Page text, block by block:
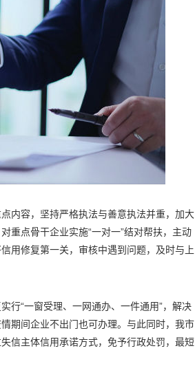
内容，坚持严格执法与善意执法并重，加大
重点骨干企业实施“一对一”结对帮扶，主动
用修复第一关，审核中遇到问题，及时与上
行“一窗受理、一网通办、一件通用”，解决
期间企业不出门也可办理。与此同时，我市
信主体信用承诺方式，免予行政处罚，最短